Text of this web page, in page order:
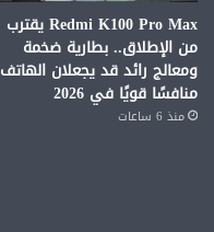
Redmi K100 Pro Max يقترب
من الإطلاق.. بطارية ضخمة
ومعالج رائد قد يجعلان الهاتف
منافسًا قويًا في 2026
منذ 6 ساعات